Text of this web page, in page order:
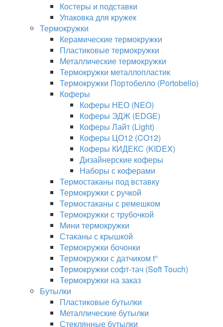
Костеры и подставки
Упаковка для кружек
Термокружки
Керамические термокружки
Пластиковые термокружки
Металлические термокружки
Термокружки металлопластик
Термокружки Портобелло (Portobello)
Коферы
Коферы НЕО (NEO)
Коферы ЭДЖ (EDGE)
Коферы Лайт (Light)
Коферы ЦО12 (CO12)
Коферы КИДЕКС (KIDEX)
Дизайнерские коферы
Наборы с коферами
Термостаканы под вставку
Термокружки с ручкой
Термостаканы с ремешком
Термокружки с трубочкой
Мини термокружки
Стаканы с крышкой
Термокружки бочонки
Термокружки с датчиком t°
Термокружки софт-тач (Soft Touch)
Термокружки на заказ
Бутылки
Пластиковые бутылки
Металлические бутылки
Стеклянные бутылки